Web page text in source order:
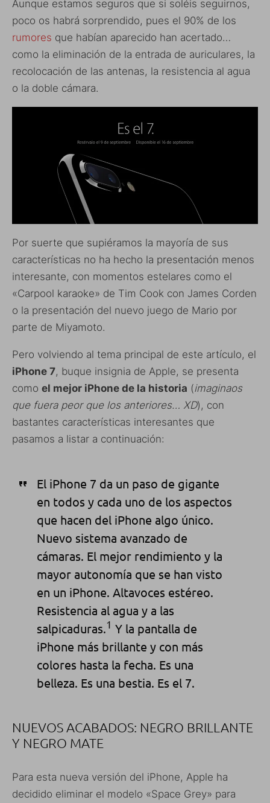
Aunque estamos seguros que si soléis seguirnos,
poco os habrá sorprendido, pues el 90% de los
rumores que habían aparecido han acertado…
como la eliminación de la entrada de auriculares, la
recolocación de las antenas, la resistencia al agua
o la doble cámara.
Por suerte que supiéramos la mayoría de sus
características no ha hecho la presentación menos
interesante, con momentos estelares como el
«Carpool karaoke» de Tim Cook con James Corden
o la presentación del nuevo juego de Mario por
parte de Miyamoto.
Pero volviendo al tema principal de este artículo, el
iPhone 7, buque insignia de Apple, se presenta
como el mejor iPhone de la historia (imaginaos
que fuera peor que los anteriores… XD), con
bastantes características interesantes que
pasamos a listar a continuación:
El iPhone 7 da un paso de gigante
en todos y cada uno de los aspectos
que hacen del iPhone algo único.
Nuevo sistema avanzado de
cámaras. El mejor rendimiento y la
mayor autonomía que se han visto
en un iPhone. Altavoces estéreo.
Resistencia al agua y a las
salpicaduras.1 Y la pantalla de
iPhone más brillante y con más
colores hasta la fecha. Es una
belleza. Es una bestia. Es el 7.
NUEVOS ACABADOS: NEGRO BRILLANTE
Y NEGRO MATE
Para esta nueva versión del iPhone, Apple ha
decidido eliminar el modelo «Space Grey» para